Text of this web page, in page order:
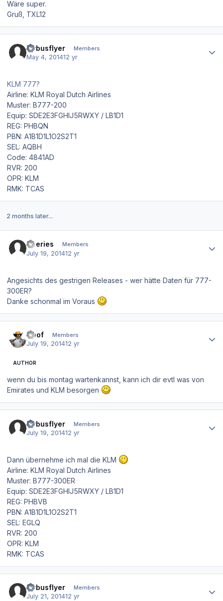
Wäre super.
Gruß, TXL12
airbusflyer Members
May 4, 201412 yr
KLM 777?
Airline: KLM Royal Dutch Airlines
Muster: B777-200
Equip: SDE2E3FGHIJ5RWXY / LB1D1
REG: PHBQN
PBN: A1B1D1L1O2S2T1
SEL: AQBH
Code: 4841AD
RVR: 200
OPR: KLM
RMK: TCAS
2 months later...
Qseries Members
July 19, 201412 yr
Angesichts des gestrigen Releases - wer hätte Daten für 777-
300ER?
Danke schonmal im Voraus
Goof Members
July 19, 201412 yr
AUTHOR
wenn du bis montag wartenkannst, kann ich dir evtl was von
Emirates und KLM besorgen
airbusflyer Members
July 19, 201412 yr
Dann übernehme ich mal die KLM
Airline: KLM Royal Dutch Airlines
Muster: B777-300ER
Equip: SDE2E3FGHIJ5RWXY / LB1D1
REG: PHBVB
PBN: A1B1D1L1O2S2T1
SEL: EGLQ
RVR: 200
OPR: KLM
RMK: TCAS
airbusflyer Members
July 21, 201412 yr